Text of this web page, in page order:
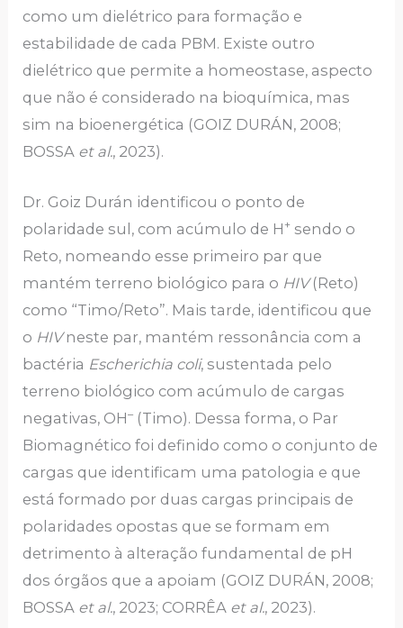
como um dielétrico para formação e
estabilidade de cada PBM. Existe outro
dielétrico que permite a homeostase, aspecto
que não é considerado na bioquímica, mas
sim na bioenergética (GOIZ DURÁN, 2008;
BOSSA et al., 2023).
Dr. Goiz Durán identificou o ponto de
polaridade sul, com acúmulo de H + sendo o
Reto, nomeando esse primeiro par que
mantém terreno biológico para o HIV(Reto)
como “Timo/Reto”. Mais tarde, identificou que
o HIVneste par, mantém ressonância com a
bactéria Escherichia coli, sustentada pelo
terreno biológico com acúmulo de cargas
negativas, OH– (Timo). Dessa forma, o Par
Biomagnético foi definido como o conjunto de
cargas que identificam uma patologia e que
está formado por duas cargas principais de
polaridades opostas que se formam em
detrimento à alteração fundamental de pH
dos órgãos que a apoiam (GOIZ DURÁN, 2008;
BOSSA et al., 2023; CORRÊA et al., 2023).